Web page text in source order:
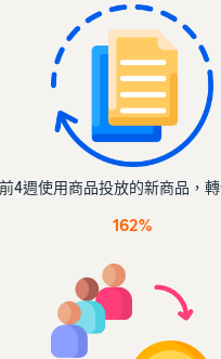
4週使用商品投放的新商品，
162%